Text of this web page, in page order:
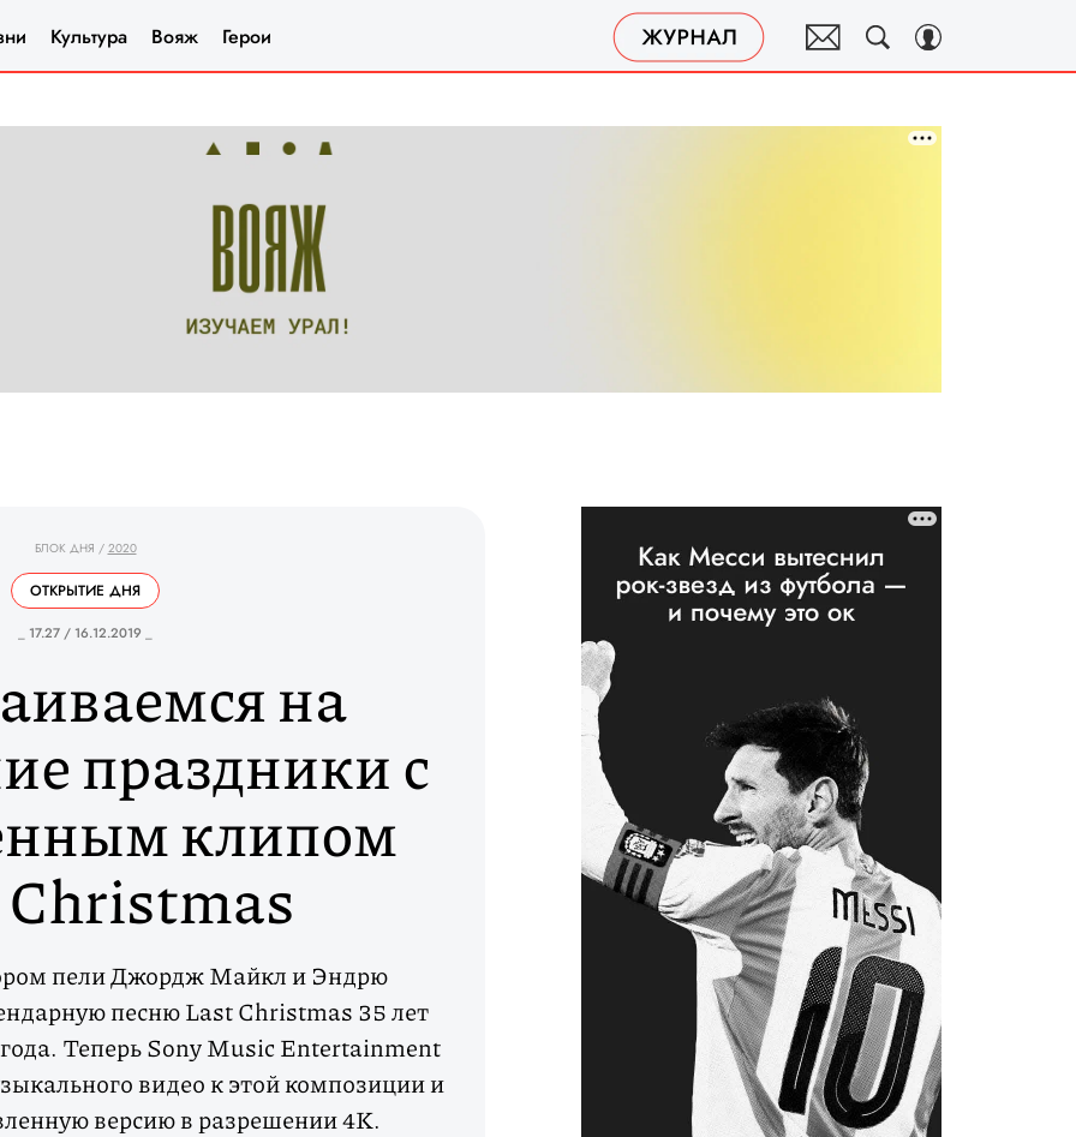
Культура Вояж Герои
БЛОК ДНЯ / 2020
ОТКРЫТИЕ ДНЯ
_ 17.27 / 16.12.2019 _
на
праздники с
клипом
пели Джордж Майкл и Эндрю
песню Last Christmas 35 лет
Теперь Sony Music Entertainment
видео к этой композиции и
версию в разрешении 4K.